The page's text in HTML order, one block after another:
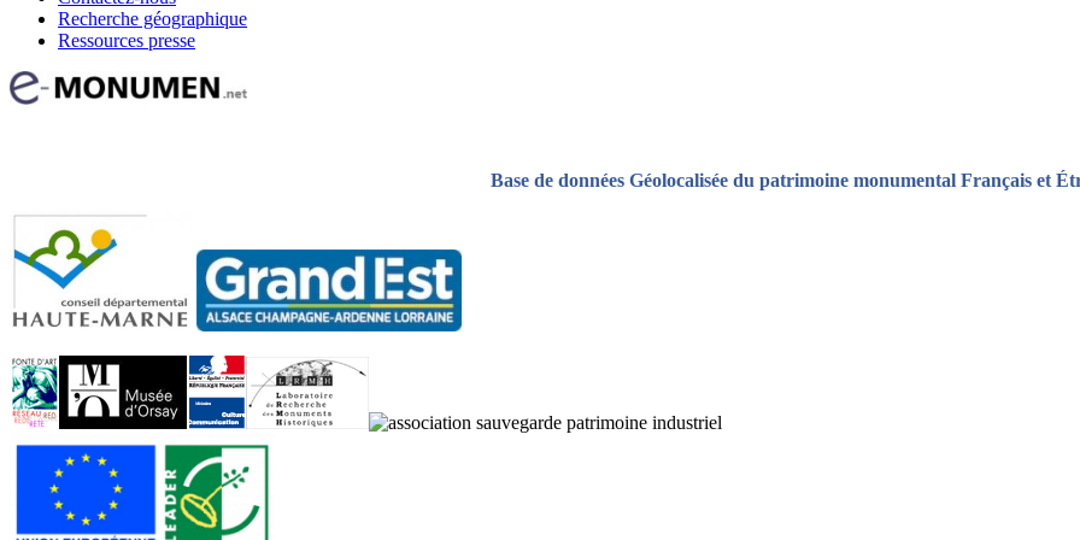
Recherche géographique
Ressources presse
Base de données Géolocalisée du patrimoine monumental Français et